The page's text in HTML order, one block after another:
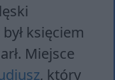
księciem
Miejsce
, który